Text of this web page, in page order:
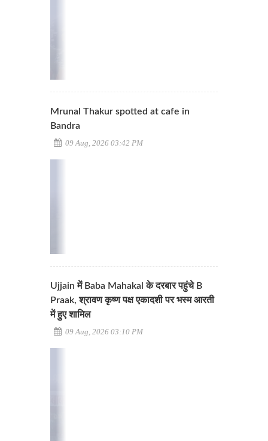
Mrunal Thakur spotted at cafe in
Bandra
09 Aug, 2026 03:42 PM
Ujjain में Baba Mahakal के दरबार पहुंचे B
Praak, श्रावण कृष्ण पक्ष एकादशी पर भस्म आरती
में हुए शामिल
09 Aug, 2026 03:10 PM